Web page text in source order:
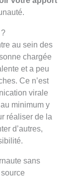
au sein des
chargée
et a peu
Ce n’est
virale
minimum y
réaliser de la
d’autres,
sans